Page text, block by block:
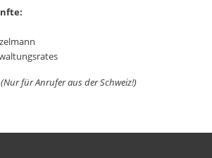
(Nur für Anrufer aus der Schweiz!)